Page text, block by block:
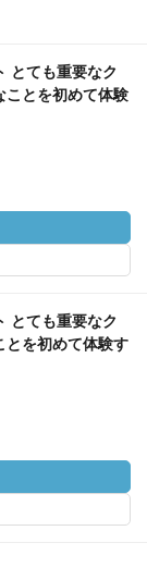
とても重要なク
ことを初めて体験
とても重要なク
とを初めて体験す